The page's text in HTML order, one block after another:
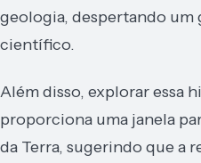
geologia, despertando um
científico.
Além disso, explorar essa
proporciona uma janela
da Terra, sugerindo que a